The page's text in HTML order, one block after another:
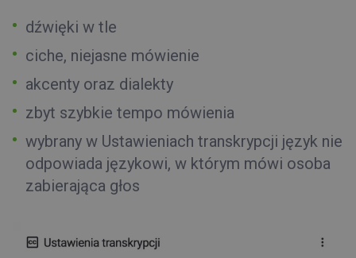
dźwięki w tle
ciche, niejasne mówienie
akcenty oraz dialekty
zbyt szybkie tempo mówienia
wybrany w Ustawieniach transkrypcji język nie
odpowiada językowi, w którym mówi osoba
zabierająca głos